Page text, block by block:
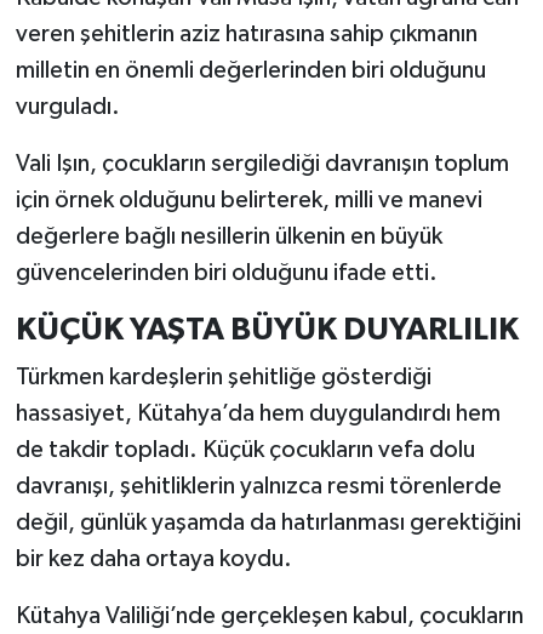
veren şehitlerin aziz hatırasına sahip çıkmanın
milletin en önemli değerlerinden biri olduğunu
vurguladı.
Vali Işın, çocukların sergilediği davranışın toplum
için örnek olduğunu belirterek, milli ve manevi
değerlere bağlı nesillerin ülkenin en büyük
güvencelerinden biri olduğunu ifade etti.
KÜÇÜK YAŞTA BÜYÜK DUYARLILIK
Türkmen kardeşlerin şehitliğe gösterdiği
hassasiyet, Kütahya’da hem duygulandırdı hem
de takdir topladı. Küçük çocukların vefa dolu
davranışı, şehitliklerin yalnızca resmi törenlerde
değil, günlük yaşamda da hatırlanması gerektiğini
bir kez daha ortaya koydu.
Kütahya Valiliği’nde gerçekleşen kabul, çocukların